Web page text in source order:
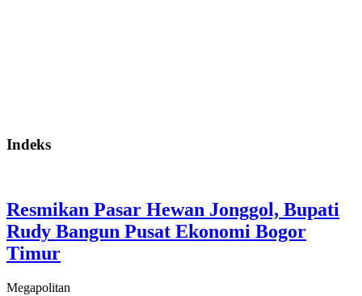
Indeks
Resmikan Pasar Hewan Jonggol, Bupati
Rudy Bangun Pusat Ekonomi Bogor
Timur
Megapolitan